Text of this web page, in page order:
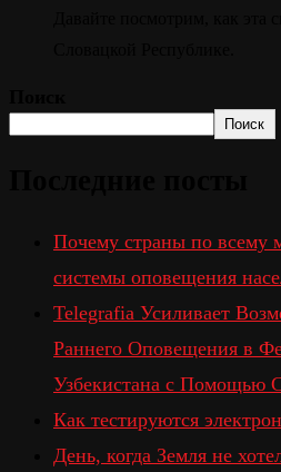
Поиск
Почему страны по всему
системы оповещения
Telegrafia Усиливает
Раннего Оповещения в
Узбекистана с Помощью
Как тестируются
День, когда Земля не